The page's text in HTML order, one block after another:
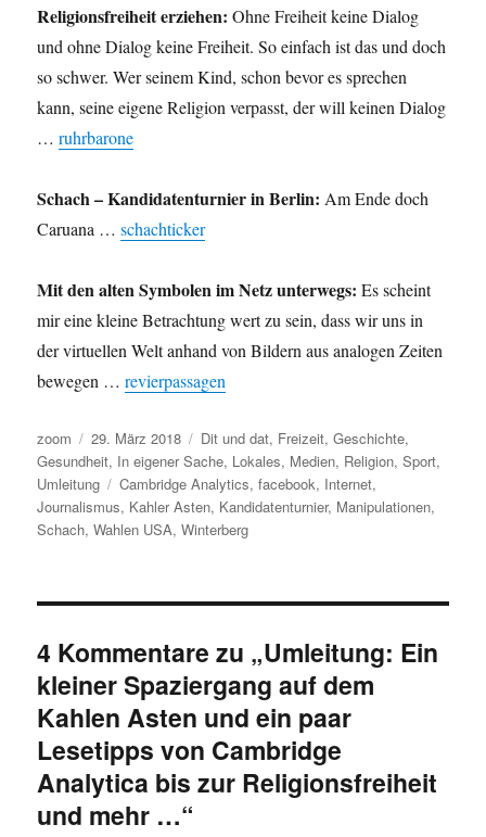
Religionsfreiheit erziehen: Ohne Freiheit keine Dialog
und ohne Dialog keine Freiheit. So einfach ist das und doch
so schwer. Wer seinem Kind, schon bevor es sprechen
kann, seine eigene Religion verpasst, der will keinen Dialog
…ruhrbarone
Schach – Kandidatenturnier in Berlin: Am Ende doch
Caruana …schachticker
Mit den alten Symbolen im Netz unterwegs: Es scheint
mir eine kleine Betrachtung wert zu sein, dass wir uns in
der virtuellen Welt anhand von Bildern aus analogen Zeiten
bewegen …revierpassagen
Autor
zoom
Veröffentlicht
am
29. März 2018 Kategorien
Dit und dat, Freizeit,Geschichte,
Gesundheit, In eigener Sache, Lokales, Medien, Religion,Sport,
Umleitung
Schlagwörter
Cambridge Analytics,facebook, Internet,
Journalismus, Kahler Asten, Kandidatenturnier, Manipulationen,
Schach,Wahlen USA,Winterberg
4 Kommentare zu „Umleitung: Ein
kleiner Spaziergang auf dem
Kahlen Asten und ein paar
Lesetipps von Cambridge
Analytica bis zur Religionsfreiheit
und mehr …“